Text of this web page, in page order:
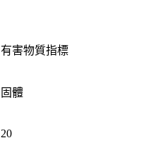
有害物質指標
固體
20